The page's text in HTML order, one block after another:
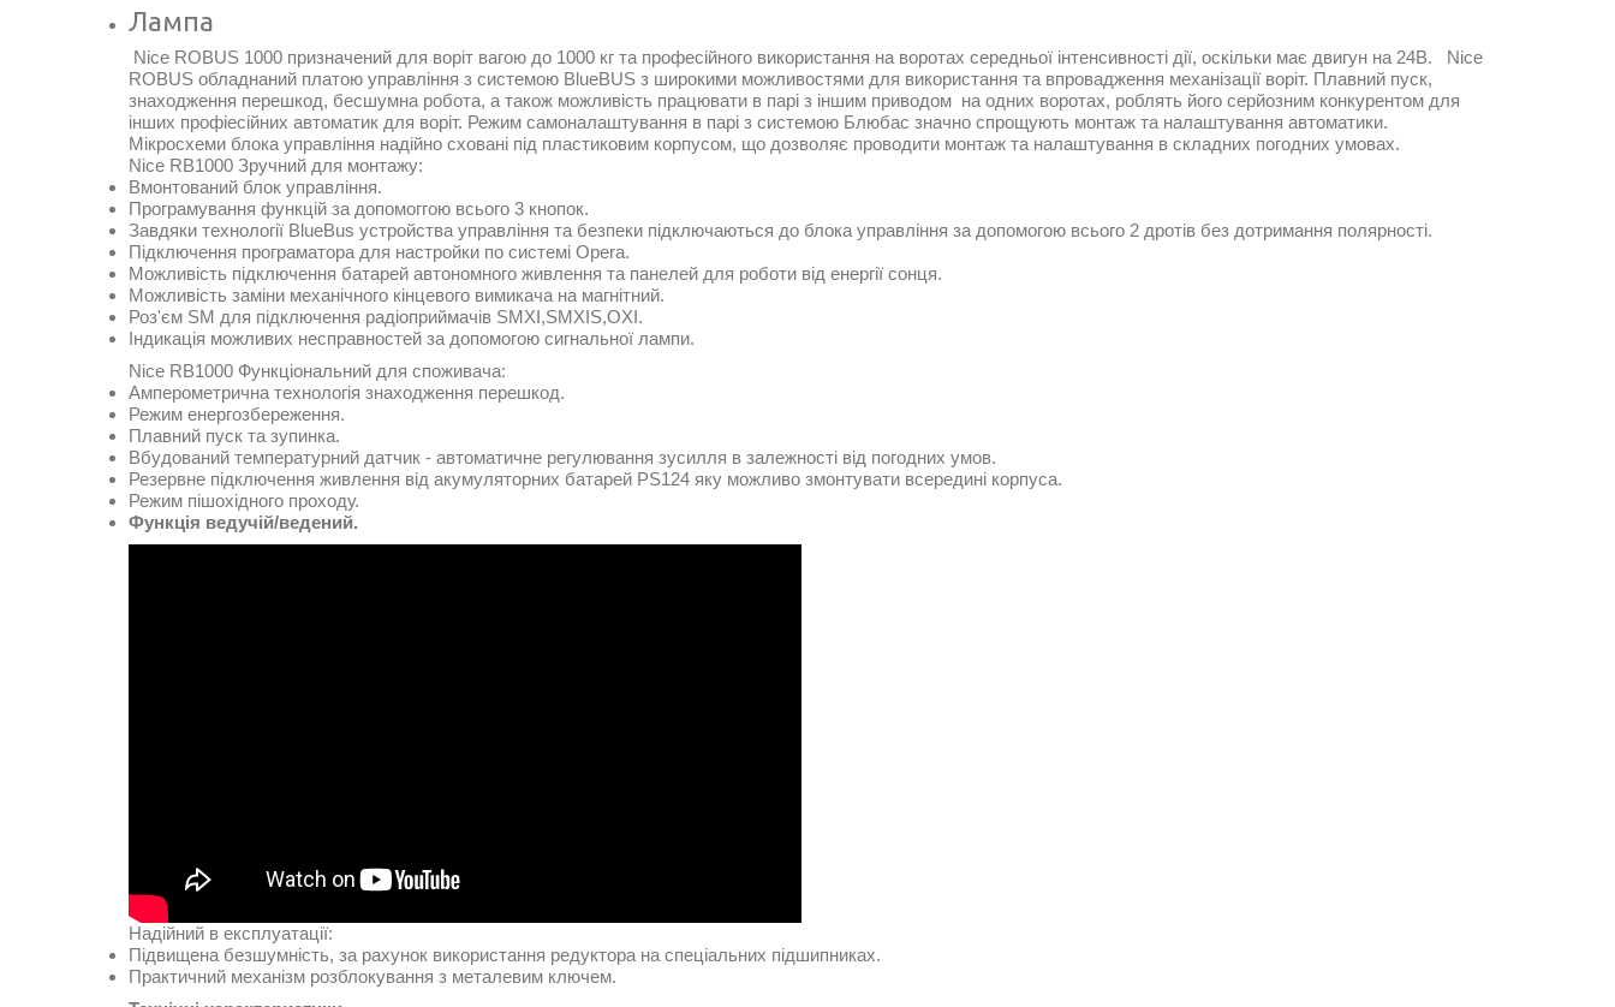
Лампа
Nice RОBUS 1000 призначений для воріт вагою до 1000 кг та професійного використання на воротах середньої інтенсивності дії, оскільки має двигун на 24В. Nice
RОBUS обладнаний платою управління з системою BlueBUS з широкими можливостями для використання та впровадження механізації воріт. Плавний пуск,
знаходження перешкод, бесшумна робота, а також можливість працювати в парі з іншим приводом на одних воротах, роблять його серйозним конкурентом для
інших профіесійних автоматик для воріт. Режим самоналаштування в парі з системою Блюбас значно спрощують монтаж та налаштування автоматики.
Мікросхеми блока управління надійно сховані під пластиковим корпусом, що дозволяє проводити монтаж та налаштування в складних погодних умовах.
Nice RB1000 Зручний для монтажу:
Вмонтований блок управління.
Програмування функцій за допомоггою всього 3 кнопок.
Завдяки технології BlueBus устройства управління та безпеки підключаються до блока управління за допомогою всього 2 дротів без дотримання полярності.
Підключення програматора для настройки по системі Opera.
Можливість підключення батарей автономного живлення та панелей для роботи від енергії сонця.
Можливість заміни механічного кінцевого вимикача на магнітний.
Роз'єм SM для підключення радіоприймачів SMXI,SMXIS,OXI.
Індикація можливих несправностей за допомогою сигнальної лампи.
Nice RB1000 Функціональний для споживача:
Амперометрична технологія знаходження перешкод.
Режим енергозбереження.
Плавний пуск та зупинка.
Вбудований температурний датчик - автоматичне регулювання зусилля в залежності від погодних умов.
Резервне підключення живлення від акумуляторних батарей PS124 яку можливо змонтувати всередині корпуса.
Режим пішохідного проходу.
Функція ведучій/ведений.
Надійний в експлуатації:
Підвищена безшумність, за рахунок використання редуктора на спеціальних підшипниках.
Практичний механізм розблокування з металевим ключем.